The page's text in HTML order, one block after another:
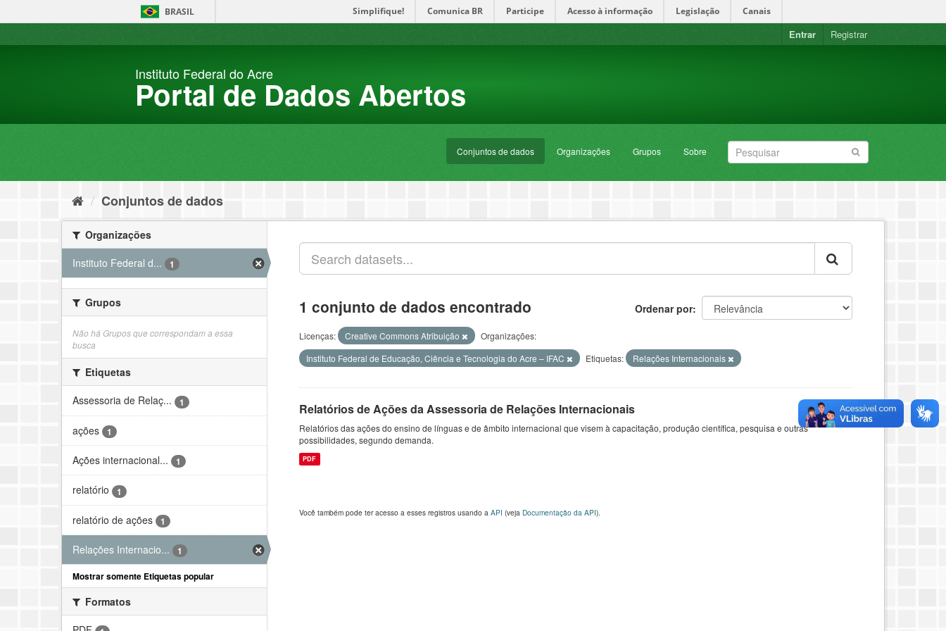
BRASIL Simplifique! Comunica BR Participe Acesso à informação Legislação Canais
Entrar Registrar
Instituto Federal do Acre
Portal de Dados Abertos
Conjuntos de dados Organizações Grupos Sobre
Conjuntos de dados
Organizações
Instituto Federal d...
1
Grupos
Não há Grupos que correspondam a essa
busca
Etiquetas
Assessoria de Relaç...
1
ações 1
Ações internacional... 1
relatório 1
relatório de ações 1
Relações Internacio...
1
Mostrar somente Etiquetas popular
Formatos
Ordenar por
1 conjunto de dados encontrado
Licenças: Creative Commons Atribuição
Organizações:
Instituto Federal de Educação, Ciência e Tecnologia do Acre – IFAC
Etiquetas: Relações Internacionais
Relatórios de Ações da Assessoria de Relações Internacionais
Relatórios das ações do ensino de línguas e de âmbito internacional que visem à capacitação, produção científica, pesquisa e outras
possibilidades, segundo demanda.
PDF
Você também pode ter acesso a esses registros usando a API (veja Documentação da API).